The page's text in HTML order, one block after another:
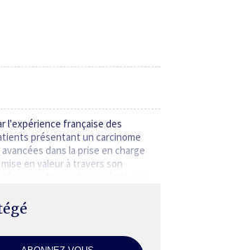
l'expérience française des
présentant un carcinome
dans la prise en charge
en valeur à travers son